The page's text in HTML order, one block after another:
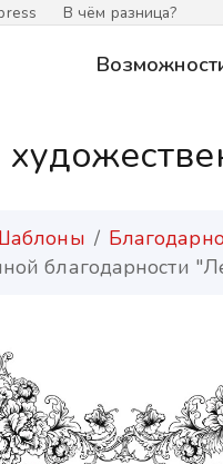
В чём разница?
благодарности